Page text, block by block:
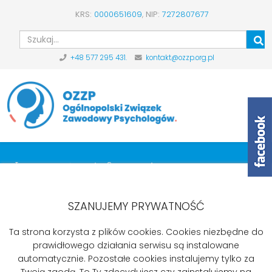
KRS: 0000651609, NIP: 7272807677
+48 577 295 431. kontakt@ozzp.org.pl
Inne ważne informacje
Poprawki do projektu dotyczące psychoterapii
Poprawki do projektu dotyczące
SZANUJEMY PRYWATNOŚĆ
Ta strona korzysta z plików cookies. Cookies niezbędne do
prawidłowego działania serwisu są instalowane
automatycznie. Pozostałe cookies instalujemy tylko za